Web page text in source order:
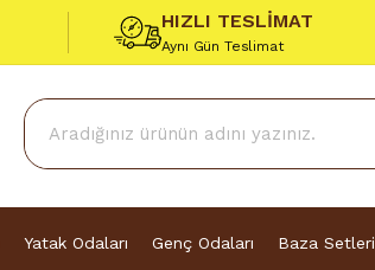
HIZLI TESLİMAT
Aynı Gün Teslimat
Yatak Odaları Genç Odaları Baza Setleri